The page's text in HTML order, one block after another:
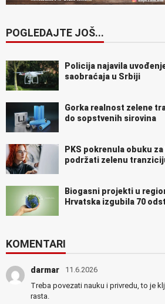
POGLEDAJTE JOŠ...
Policija najavila
saobraćaja u Srbiji
Gorka realnost zelene
do sopstvenih sirovina
PKS pokrenula obuku
podržati zelenu
Biogasni projekti u
Hrvatska izgubila 70
KOMENTARI
darmar 11.6.2026
Treba povezati nauku i privredu, to je
rasta.